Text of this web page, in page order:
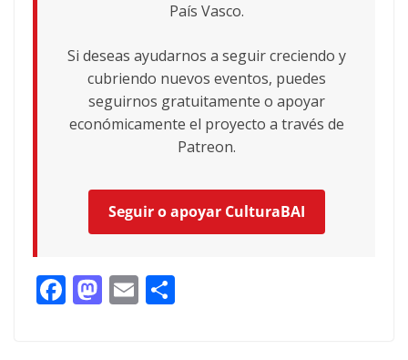
País Vasco.
Si deseas ayudarnos a seguir creciendo y
cubriendo nuevos eventos, puedes
seguirnos gratuitamente o apoyar
económicamente el proyecto a través de
Patreon.
Seguir o apoyar CulturaBAI
F M E